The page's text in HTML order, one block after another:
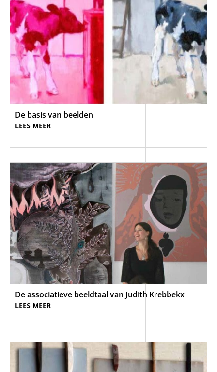
De basis van beelden
LEES MEER
De associatieve beeldtaal van Judith Krebbekx
LEES MEER